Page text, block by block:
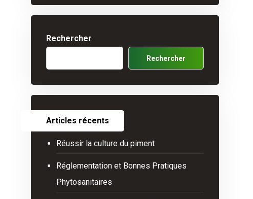
Rechercher
Rechercher
Articles récents
Réussir la culture du piment
Réglementation et Bonnes Pratiques
Phytosanitaires